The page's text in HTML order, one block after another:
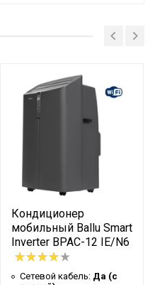
180
Гарантийный талон
Нет
95
Черный
116
Кондиционер
мобильный Ballu Smart
Inverter BPAC-12 IE/N6
Сетевой кабель: Да (с